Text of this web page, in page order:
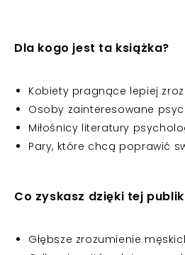
Dla kogo jest ta książka?
Kobiety pragnące lepiej
Osoby zainteresowane
Miłośnicy literatury
Pary, które chcą poprawić
Co zyskasz dzięki tej
Głębsze zrozumienie